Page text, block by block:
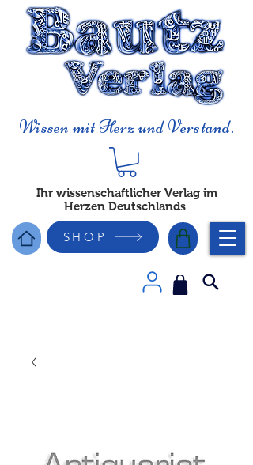
Wissen mit Herz und Verstand.
Ihr wissenschaftlicher Verlag im
Herzen Deutschlands
SHOP